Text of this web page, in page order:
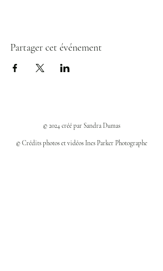
Partager cet événement
© 2024 créé par Sandra Dumas
© Crédits photos et vidéos Ines Parker Photographe